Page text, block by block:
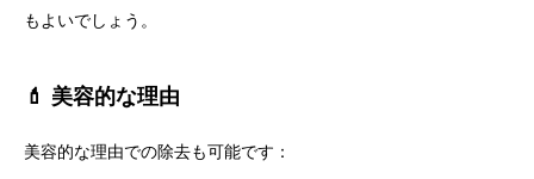
もよいでしょう。
💄 美容的な理由
美容的な理由での除去も可能です：